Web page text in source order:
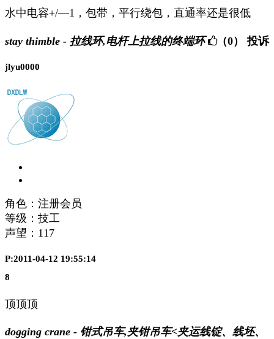
水中电容+/—1，包带，平行绕包，直通率还是很低
stay thimble - 拉线环,电杆上拉线的终端环 （0） 投诉
jlyu0000
角色：注册会员
等级：技工
声望： 117
P:2011-04-12 19:55:14
8
顶顶顶
dogging crane - 钳式吊车,夹钳吊车<夹运线锭、线坯、